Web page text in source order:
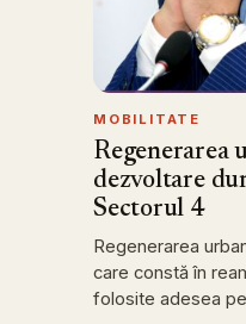
MOBILITATE
Regenerarea
dezvoltare
Sectorul 4
Regenerarea
care constă în
folosite adesea